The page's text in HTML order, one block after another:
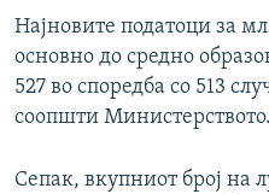
Најновите податоци за
основно до средно
527 во споредба со 513
соопшти Министерството.
Сепак, вкупниот број на